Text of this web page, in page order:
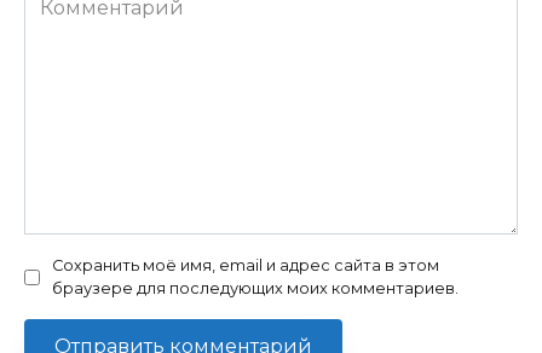
Сохранить моё имя, email и адрес сайта в этом
браузере для последующих моих комментариев.